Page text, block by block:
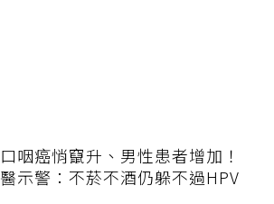
口咽癌悄竄升、男性患者增加！
醫示警：不菸不酒仍躲不過HPV